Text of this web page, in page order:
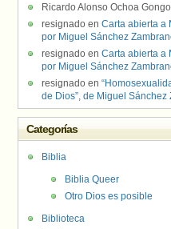
Ricardo Alonso Ochoa
resignado en Carta abierta a
por Miguel Sánchez
resignado en Carta abierta a
por Miguel Sánchez
resignado en
de Dios”, de Miguel Sánchez
Categorías
Biblia
Biblia Queer
Otro Dios es posible
Biblioteca